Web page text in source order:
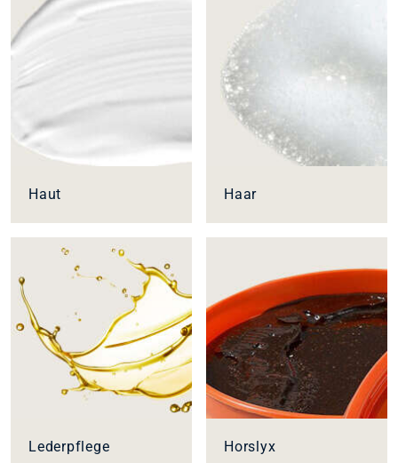
Haut Haar
Lederpflege Horslyx